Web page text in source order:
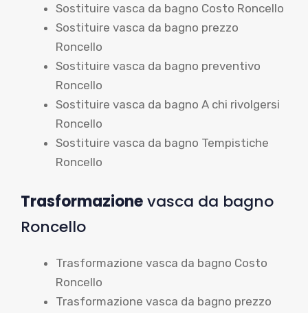
Sostituire vasca da bagno Costo Roncello
Sostituire vasca da bagno prezzo
Roncello
Sostituire vasca da bagno preventivo
Roncello
Sostituire vasca da bagno A chi rivolgersi
Roncello
Sostituire vasca da bagno Tempistiche
Roncello
Trasformazionevasca da bagno
Roncello
Trasformazione vasca da bagno Costo
Roncello
Trasformazione vasca da bagno prezzo